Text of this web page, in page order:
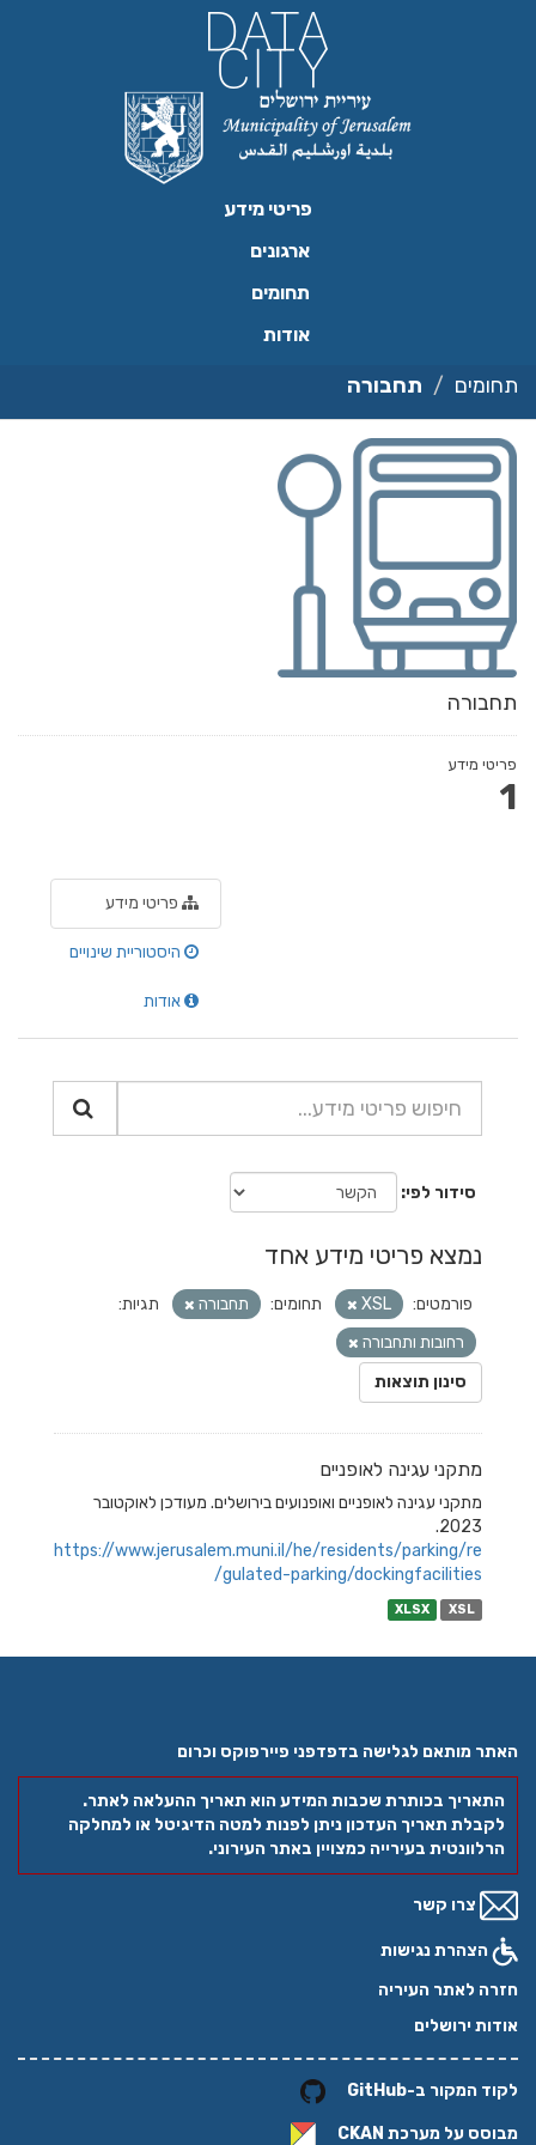
פריטי מידע
ארגונים
תחומים
אודות
תחומים תחבורה
תחבורה
פריטי מידע
1
פריטי מידע
היסטוריית שינויים
אודות
סידור לפי
נמצא פריטי מידע אחד
פורמטים: XSL תחומים: תחבורה
תגיות:
רחובות ותחבורה
סינון תוצאות
מתקני עגינה לאופניים
מתקני עגינה לאופניים ואופנועים בירושלים. מעודכן לאוקטובר
2023.
https://www.jerusalem.muni.il/he/residents/parking/re
gulated-parking/dockingfacilities/
XLSX XSL
האתר מותאם לגלישה בדפדפני פיירפוקס וכרום
התאריך בכותרת שכבות המידע הוא תאריך ההעלאה לאתר.
לקבלת תאריך העדכון ניתן לפנות למטה הדיגיטל או למחלקה
הרלוונטית בעירייה כמצויין באתר העירוני.
צרו קשר
הצהרת נגישות
חזרה לאתר העיריה
אודות ירושלים
לקוד המקור ב-GitHub
מבוסס על מערכת CKAN